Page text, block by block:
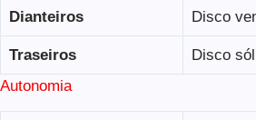
Dianteiros Disco
Traseiros
Disco
Autonomia